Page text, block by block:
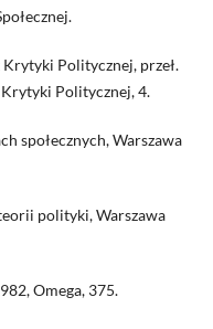
Politycznej, przeł.
Krytyki Politycznej, 4.
społecznych, Warszawa
polityki, Warszawa
Omega, 375.